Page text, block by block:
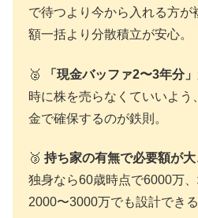
で待つより今から入れる方が
額一括より分散積立が安心。
🥈 「現金バッファ2〜3年分
時に株を売らなくていいよう
金で確保するのが鉄則。
🥉 持ち家の有無で必要額が
独身なら60歳時点で6000万
2000〜3000万でも設計できる